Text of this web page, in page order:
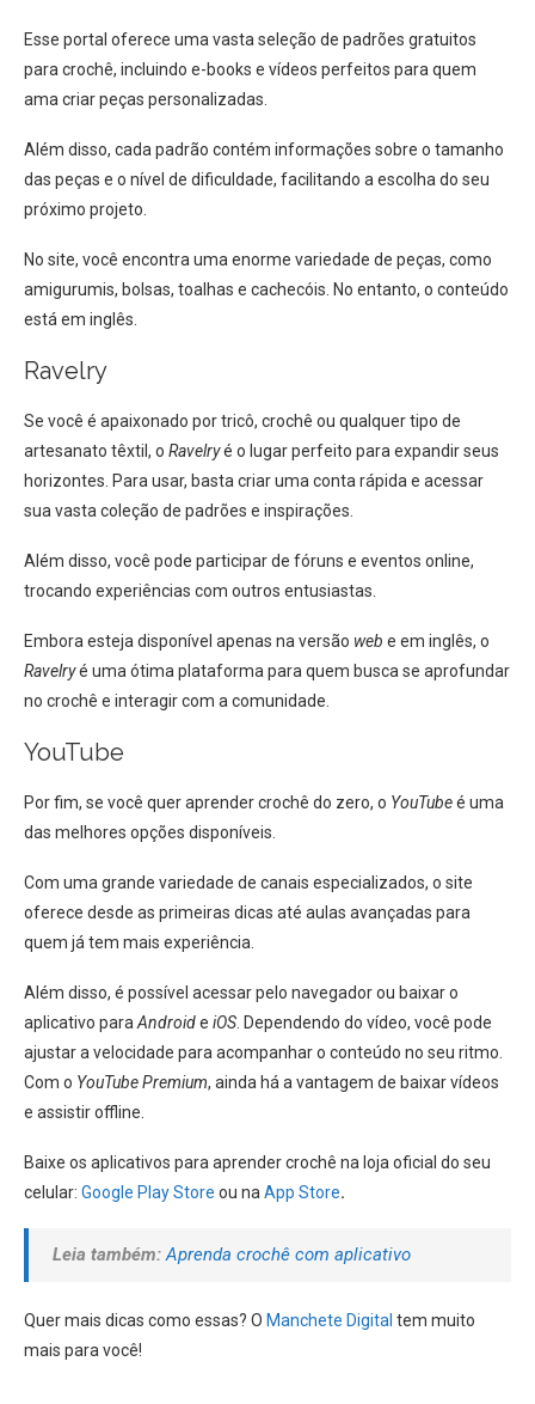
Esse portal oferece uma vasta seleção de padrões gratuitos
para crochê, incluindo e-books e vídeos perfeitos para quem
ama criar peças personalizadas.
Além disso, cada padrão contém informações sobre o tamanho
das peças e o nível de dificuldade, facilitando a escolha do seu
próximo projeto.
No site, você encontra uma enorme variedade de peças, como
amigurumis, bolsas, toalhas e cachecóis. No entanto, o conteúdo
está em inglês.
Ravelry
Se você é apaixonado por tricô, crochê ou qualquer tipo de
artesanato têxtil, o Ravelryé o lugar perfeito para expandir seus
horizontes. Para usar, basta criar uma conta rápida e acessar
sua vasta coleção de padrões e inspirações.
Além disso, você pode participar de fóruns e eventos online,
trocando experiências com outros entusiastas.
Embora esteja disponível apenas na versão web e em inglês, o
Ravelryé uma ótima plataforma para quem busca se aprofundar
no crochê e interagir com a comunidade.
YouTube
Por fim, se você quer aprender crochê do zero, o YouTubeé uma
das melhores opções disponíveis.
Com uma grande variedade de canais especializados, o site
oferece desde as primeiras dicas até aulas avançadas para
quem já tem mais experiência.
Além disso, é possível acessar pelo navegador ou baixar o
aplicativo para Androide iOS . Dependendo do vídeo, você pode
ajustar a velocidade para acompanhar o conteúdo no seu ritmo.
Com o YouTube Premium, ainda há a vantagem de baixar vídeos
e assistir offline.
Baixe os aplicativos para aprender crochê na loja oficial do seu
celular: Google Play Store ou na App Store.
Leia também:Aprenda crochê com aplicativo
Quer mais dicas como essas? O Manchete Digital tem muito
mais para você!